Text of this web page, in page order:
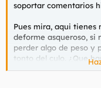
soportar comentarios
Pues mira, aqui tienes
deforme asqueroso, si
perder algo de peso y
tonto del culo. ¿Que
GORDO DEFORME